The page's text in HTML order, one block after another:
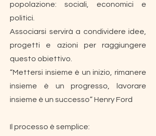
popolazione: sociali, economici e
politici.
Associarsi servirà a condividere idee,
progetti e azioni per raggiungere
questo obiettivo.
“Mettersi insieme è un inizio, rimanere
insieme è un progresso, lavorare
insieme è un successo” Henry Ford
Il processo è semplice: